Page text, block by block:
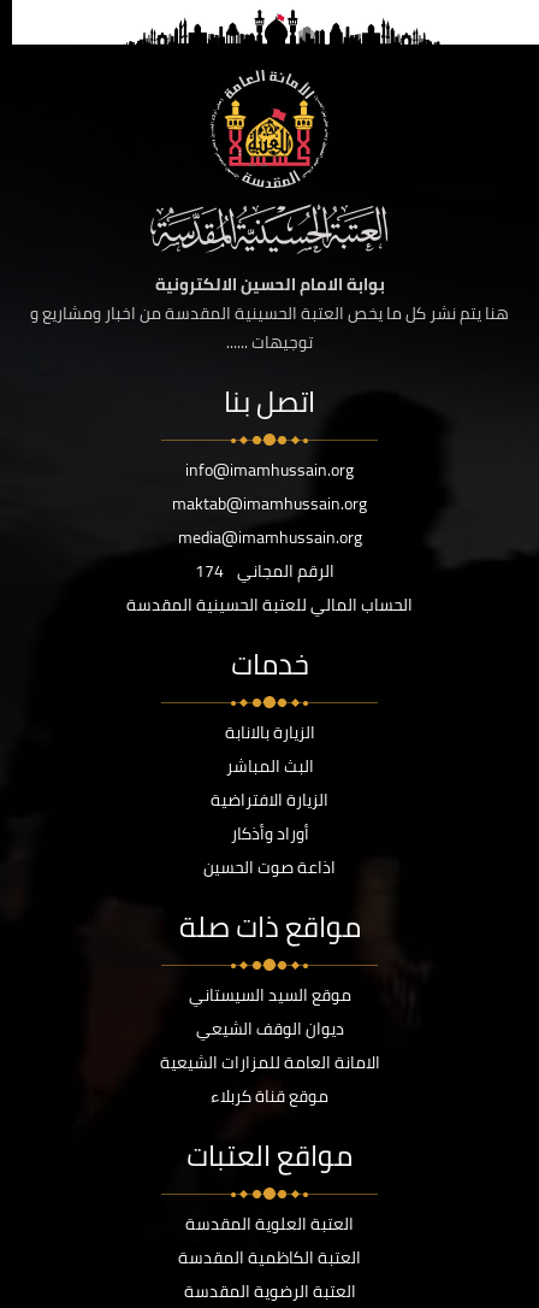
بوابة الامام الحسين الالكترونية
هنا يتم نشر كل ما يخص العتبة الحسينية المقدسة من اخبار ومشاريع و
توجيهات ......
اتصل بنا
info@imamhussain.org
maktab@imamhussain.org
media@imamhussain.org
الرقم المجاني 174
الحساب المالي للعتبة الحسينية المقدسة
خدمات
الزيارة بالانابة
البث المباشر
الزيارة الافتراضية
أوراد وأذكار
اذاعة صوت الحسين
مواقع ذات صلة
موقع السيد السيستاني
ديوان الوقف الشيعي
الامانة العامة للمزارات الشيعية
موقع قناة كربلاء
مواقع العتبات
العتبة العلوية المقدسة
العتبة الكاظمية المقدسة
العتبة الرضوية المقدسة